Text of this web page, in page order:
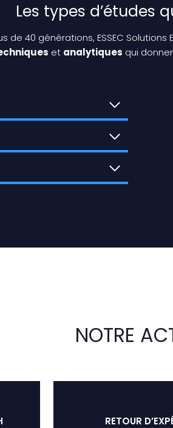
Les types d’études
de 40 générations, ESSEC
et analytiques qui
NOTRE
RETOUR